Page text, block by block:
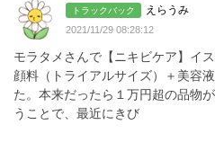
トラックバック えらうみ
2021/11/29 08:28:12
モラタメさんで【ニキビケア】イ
顔料（トライアルサイズ）＋美容
た。本来だったら１万円超の品物
うことで、最近にきび